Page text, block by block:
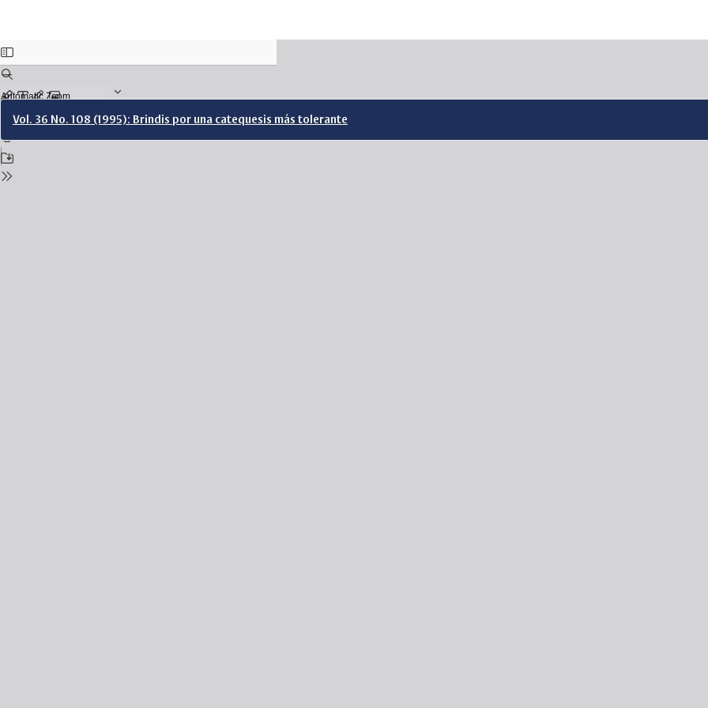
Issue
Details
Vol. 36 No. 108 (1995): Brindis por una catequesis más tolerante